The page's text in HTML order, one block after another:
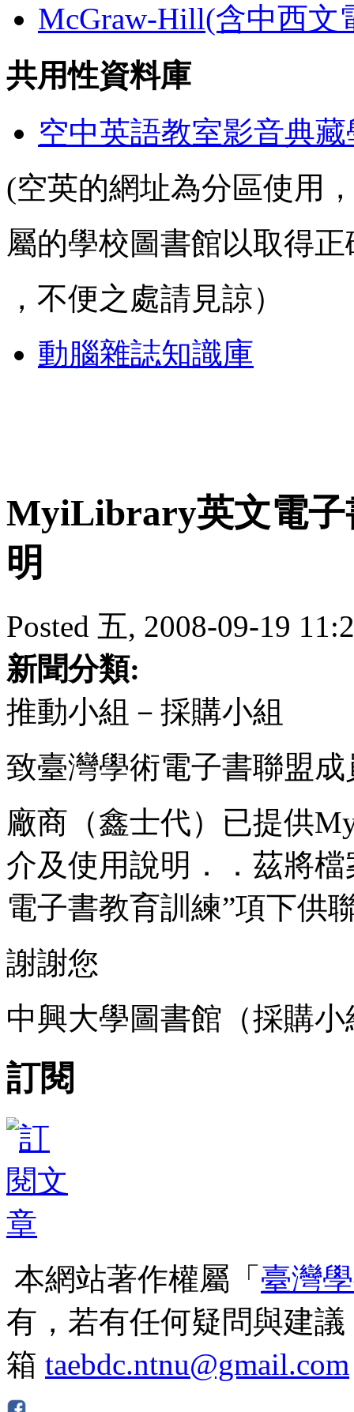
McGraw-Hill(含中西文
共用性資料庫
空中英語教室影音典
(空英的網址為分區使用
屬的學校圖書館以取得
，不便之處請見諒）
動腦雜誌知識庫
MyiLibrary英文電子
明
Posted 五, 2008-09-19
新聞分類:
推動小組－採購小組
致臺灣學術電子書聯盟
廠商（鑫士代）已提供
介及使用說明．．茲將
電子書教育訓練”項下供
謝謝您
中興大學圖書館（採購
訂閱
本網站著作權屬「 臺灣
有，若有任何疑問與建
箱 taebdc.ntnu@gmail.com